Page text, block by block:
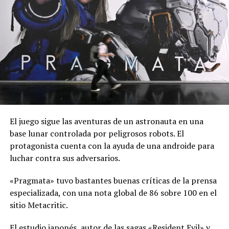
RITMO E INTENSIDAD
Cada combate tiene un toque de versatilidad y agilidad
que vuelve la trama más fácil de seguir. Esto permite que
el espectador esté literalmente ante una versión
cinematográfica del videojuego y retoma la esencia de
las consolas: peleas, poder, agresividad y emoción.
JHONNY CAGE’S SHOW
Uno de los elementos claves para esta secuela es la
llegada de Johnny Cage, interpretado por Karl Urban, y
uno de los personajes más populares de la franquicia de
videojuegos. Urban pone el toque de egocentrismo y
vanidad que caracterizan a Cage, con el toque que el
actor suele dar a sus personajes, dando un protagonista
ideal para elevar el nivel de la historia.
El juego sigue las aventuras de un astronauta en una
base lunar controlada por peligrosos robots. El
protagonista cuenta con la ayuda de una androide para
luchar contra sus adversarios.
«Pragmata» tuvo bastantes buenas críticas de la prensa
especializada, con una nota global de 86 sobre 100 en el
sitio Metacritic.